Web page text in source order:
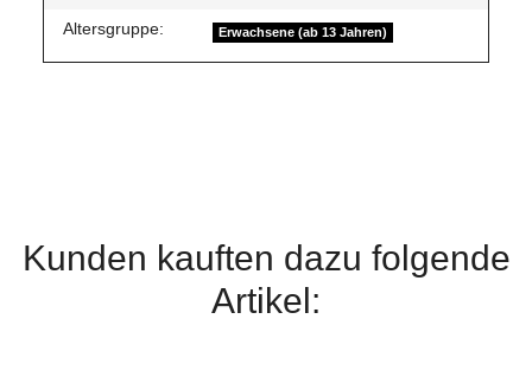
Altersgruppe: Erwachsene (ab 13 Jahren)
Kunden kauften dazu folgende
Artikel: